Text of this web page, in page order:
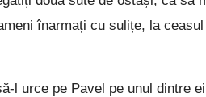
înarmați cu sulițe, la
l urce pe Pavel pe unul dintre